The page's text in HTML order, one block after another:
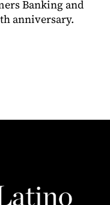
Banking and
anniversary.